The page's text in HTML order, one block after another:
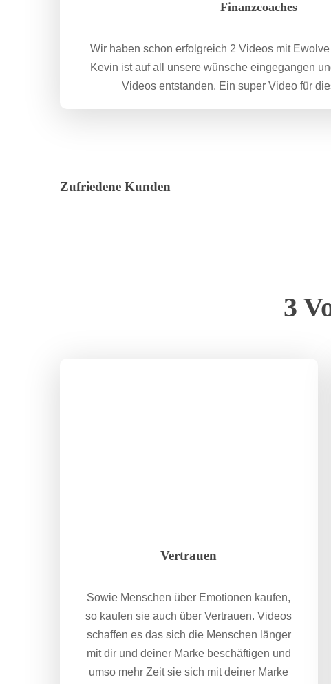
Finanzcoaches
Wir haben schon erfolgreich 2 Videos mit
Kevin ist auf all unsere wünsche eingegangen
Videos entstanden. Ein super Video für
Zufriedene Kunden
3
Vertrauen
Sowie Menschen über Emotionen kaufen,
so kaufen sie auch über Vertrauen. Videos
schaffen es das sich die Menschen länger
mit dir und deiner Marke beschäftigen und
umso mehr Zeit sie sich mit deiner Marke